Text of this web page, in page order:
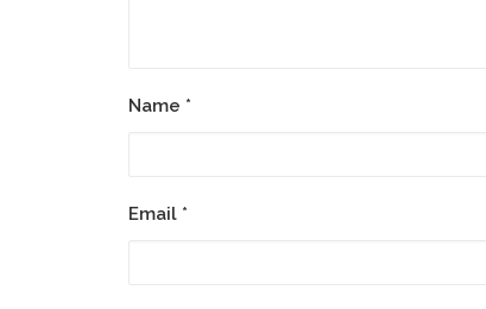
Name *
Email *